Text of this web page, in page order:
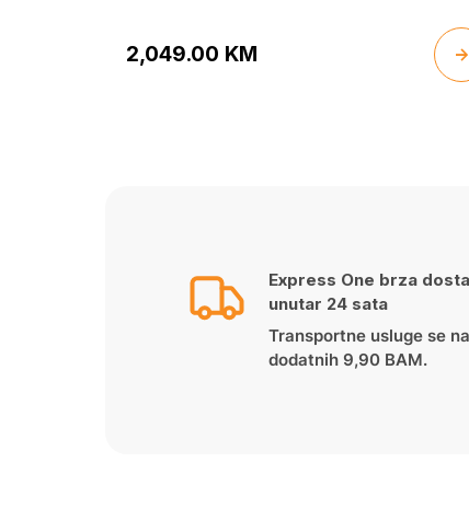
2,049.00 KM
Express One brza
unutar 24 sata
Transportne usluge se
dodatnih 9,90 BAM.